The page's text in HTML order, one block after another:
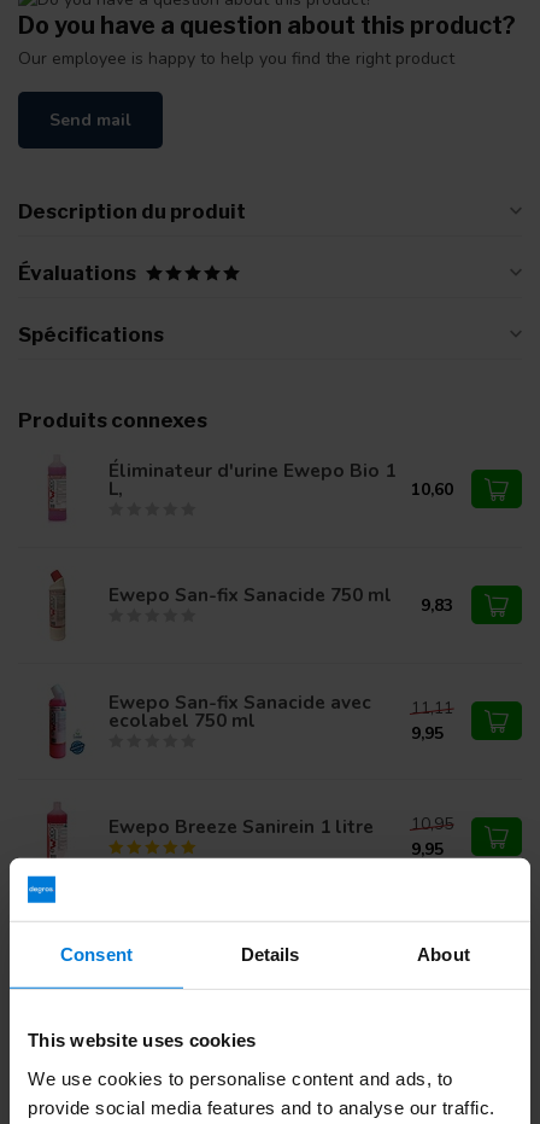
Consent Details About
This website uses cookies
We use cookies to personalise content and ads, to
provide social media features and to analyse our traffic.
Do you have a question about this product?
Our employee is happy to help you find the right product
Send mail
Description du produit
Évaluations
Spécifications
Produits connexes
Éliminateur d'urine Ewepo Bio 1
L, 10,60
Ewepo San-fix Sanacide 750 ml 9,83
Ewepo San-fix Sanacide avec
ecolabel 750 ml
11,11
9,95
Ewepo Breeze Sanirein 1 litre
10,95
9,95
Ewepo San-D 9,95
Vous avez des questions sur ce produit ?
Ou avez-vous besoin d'aide pour votre commande?